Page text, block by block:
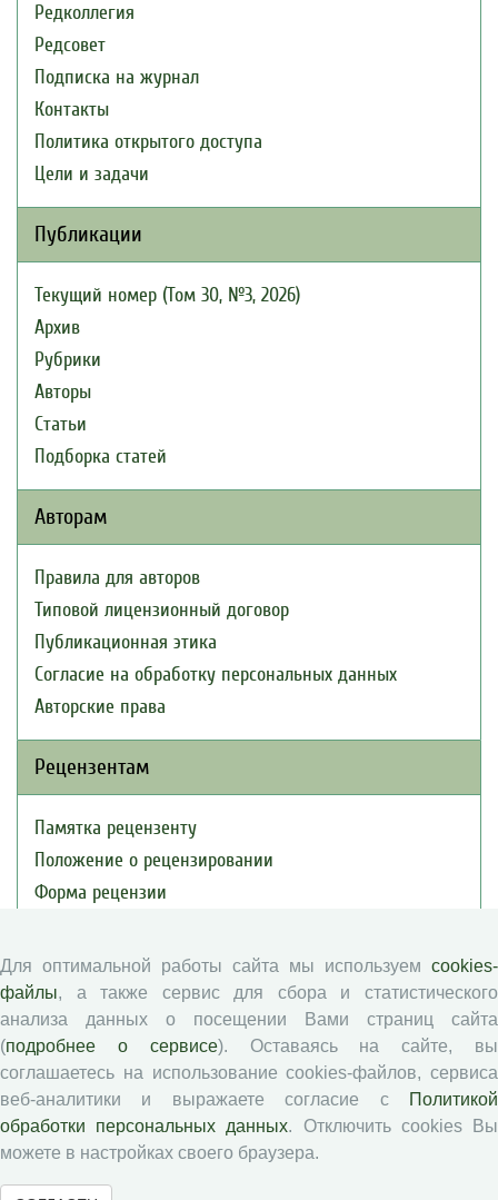
Редколлегия
Редсовет
Подписка на журнал
Контакты
Политика открытого доступа
Цели и задачи
Публикации
Текущий номер (Том 30, №3, 2026)
Архив
Рубрики
Авторы
Статьи
Подборка статей
Авторам
Правила для авторов
Типовой лицензионный договор
Публикационная этика
Согласие на обработку персональных данных
Авторские права
Рецензентам
Памятка рецензенту
Положение о рецензировании
Форма рецензии
Журналы ВолНЦ РАН
Экономические и социальные перемены
Проблемы развития территории
Вопросы территориального развития
Социальное пространство
Юный экономист
АгроЗооТехника
Для оптимальной работы сайта мы используем cookies-
файлы, а также сервис для сбора и статистического
анализа данных о посещении Вами страниц сайта
(подробнее о сервисе). Оставаясь на сайте, вы
соглашаетесь на использование cookies-файлов, сервиса
веб-аналитики и выражаете согласие с
Политикой
обработки персональных данных. Отключить cookies Вы
можете в настройках своего браузера.